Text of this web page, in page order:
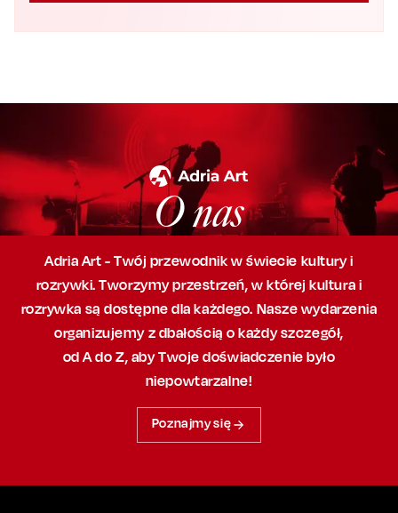
O nas
Adria Art - Twój przewodnik w świecie kultury i
rozrywki. Tworzymy przestrzeń,w której kultura i
rozrywka są dostępne dla każdego. Nasze wydarzenia
organizujemy z dbałością o każdy szczegół,
od A do Z, abyTwoje doświadczenie było
niepowtarzalne!
Poznajmy się